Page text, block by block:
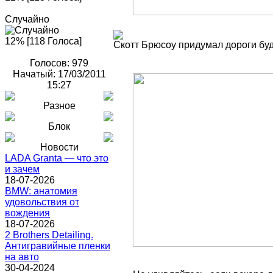
Случайно
12% [118 Голоса]
Голосов: 979
Начатый: 17/03/2011
15:27
Разное
Блок
Новости
LADA Granta — что это
и зачем
18-07-2026
BMW: анатомия
удовольствия от
вождения
18-07-2026
2 Brothers Detailing.
Антигравийные пленки
на авто
30-04-2024
Скотт Брюсоу придумал дороги